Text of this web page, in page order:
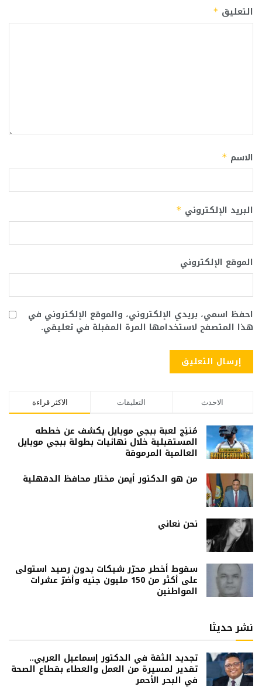
التعليق *
الاسم *
البريد الإلكتروني *
الموقع الإلكتروني
احفظ اسمي، بريدي الإلكتروني، والموقع الإلكتروني في
هذا المتصفح لاستخدامها المرة المقبلة في تعليقي.
الاكثر قراءة التعليقات الاحدث
مُنتِج لعبة ببجي موبايل يكشف عن خططه
المستقبلية خلال نهائيات بطولة ببجي موبايل
العالمية المرموقة
من هو الدكتور أيمن مختار محافظ الدقهلية
نحن نعاني
سقوط أخطر محرّر شيكات بدون رصيد استولى
على أكثر من 150 مليون جنيه وأضرّ عشرات
المواطنين
نشر حديثا
تجديد الثقة في الدكتور إسماعيل العربي..
تقدير لمسيرة من العمل والعطاء بقطاع الصحة
في البحر الأحمر